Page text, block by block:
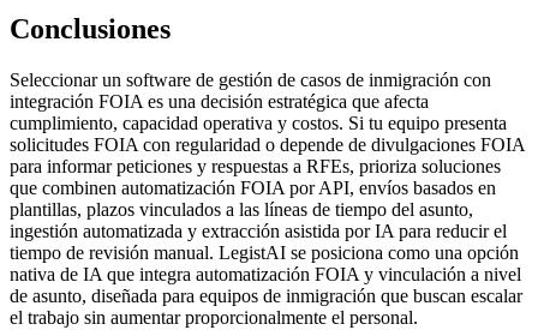
Conclusiones
Seleccionar un software de gestión de casos de inmigración con
integración FOIA es una decisión estratégica que afecta
cumplimiento, capacidad operativa y costos. Si tu equipo presenta
solicitudes FOIA con regularidad o depende de divulgaciones FOIA
para informar peticiones y respuestas a RFEs, prioriza soluciones
que combinen automatización FOIA por API, envíos basados en
plantillas, plazos vinculados a las líneas de tiempo del asunto,
ingestión automatizada y extracción asistida por IA para reducir el
tiempo de revisión manual. LegistAI se posiciona como una opción
nativa de IA que integra automatización FOIA y vinculación a nivel
de asunto, diseñada para equipos de inmigración que buscan escalar
el trabajo sin aumentar proporcionalmente el personal.